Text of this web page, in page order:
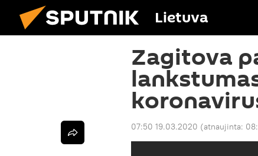
Lietuva
Zagitova
07:50 19.03.2020 (atnaujinta: